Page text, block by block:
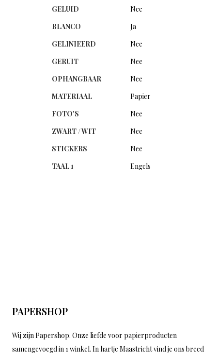
GELUID
Nee
BLANCO
Ja
GELINIEERD
Nee
GERUIT
Nee
OPHANGBAAR
Nee
MATERIAAL
Papier
FOTO'S
Nee
ZWART / WIT
Nee
STICKERS
Nee
TAAL 1
Engels
PAPERSHOP
Wij zijn Papershop. Onze liefde voor papierproducten
samengevoegd in 1 winkel. In hartje Maastricht vind je ons breed